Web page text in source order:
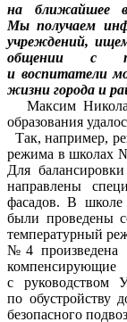
на ближайшее
Мы получаем
учреждений,
общении с
и воспитатели
жизни города и
Максим
образования
Так, например,
режима в школах
Для
направлены
фасадов. В
были проведены
температурный
№4 произведена
с руководством
по обустройству
безопасного